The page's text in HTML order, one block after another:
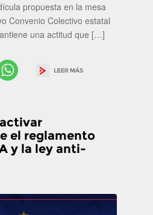
propuesta en la mesa
Convenio Colectivo estatal
una actitud que […]
el reglamento
y la ley anti-